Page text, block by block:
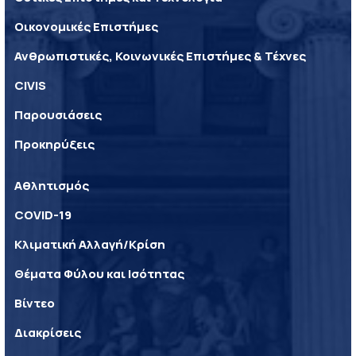
Οικονομικές Επιστήμες
Ανθρωπιστικές, Κοινωνικές Επιστήμες & Τέχνες
CIVIS
Παρουσιάσεις
Προκηρύξεις
Αθλητισμός
COVID-19
Κλιματική Αλλαγή/Κρίση
Θέματα Φύλου και Ισότητας
Βίντεο
Διακρίσεις